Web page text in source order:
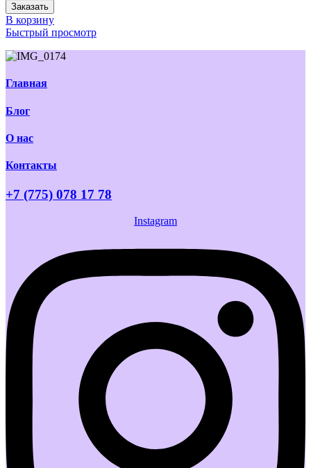
Заказать
В корзину
Быстрый просмотр
Главная
Блог
О нас
Контакты
+7 (775) 078 17 78
Instagram